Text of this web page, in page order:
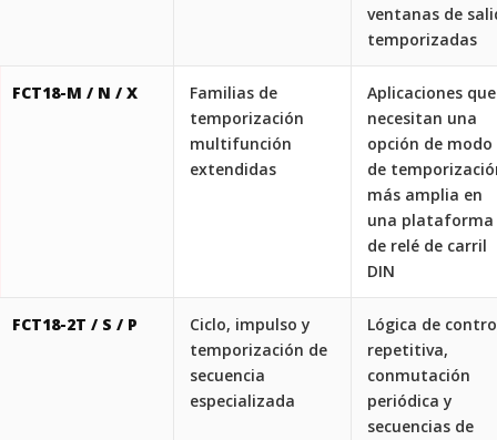
ventanas de
temporizadas
FCT18-M / N / X
Familias de
temporización
multifunción
extendidas
Aplicaciones que
necesitan una
opción de modo
de
más amplia en
una plataforma
de relé de carril
DIN
FCT18-2T / S / P
Ciclo, impulso y
temporización de
secuencia
especializada
Lógica de
repetitiva,
conmutación
periódica y
secuencias de